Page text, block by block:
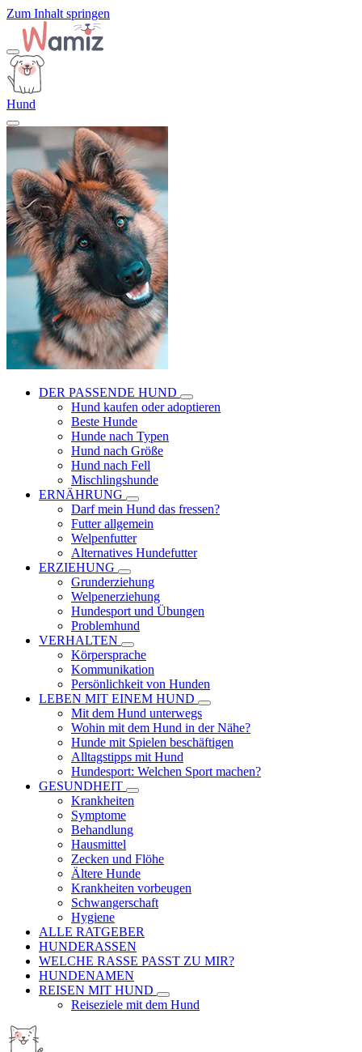
Zum Inhalt springen
Hund
DER PASSENDE HUND
Hund kaufen oder adoptieren
Beste Hunde
Hunde nach Typen
Hund nach Größe
Hund nach Fell
Mischlingshunde
ERNÄHRUNG
Darf mein Hund das fressen?
Futter allgemein
Welpenfutter
Alternatives Hundefutter
ERZIEHUNG
Grunderziehung
Welpenerziehung
Hundesport und Übungen
Problemhund
VERHALTEN
Körpersprache
Kommunikation
Persönlichkeit von Hunden
LEBEN MIT EINEM HUND
Mit dem Hund unterwegs
Wohin mit dem Hund in der Nähe?
Hunde mit Spielen beschäftigen
Alltagstipps mit Hund
Hundesport: Welchen Sport machen?
GESUNDHEIT
Krankheiten
Symptome
Behandlung
Hausmittel
Zecken und Flöhe
Ältere Hunde
Krankheiten vorbeugen
Schwangerschaft
Hygiene
ALLE RATGEBER
HUNDERASSEN
WELCHE RASSE PASST ZU MIR?
HUNDENAMEN
REISEN MIT HUND
Reiseziele mit dem Hund